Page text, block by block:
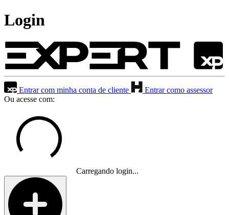
Login
Entrar com minha conta de cliente
Entrar como assessor
Ou acesse com:
Carregando login...